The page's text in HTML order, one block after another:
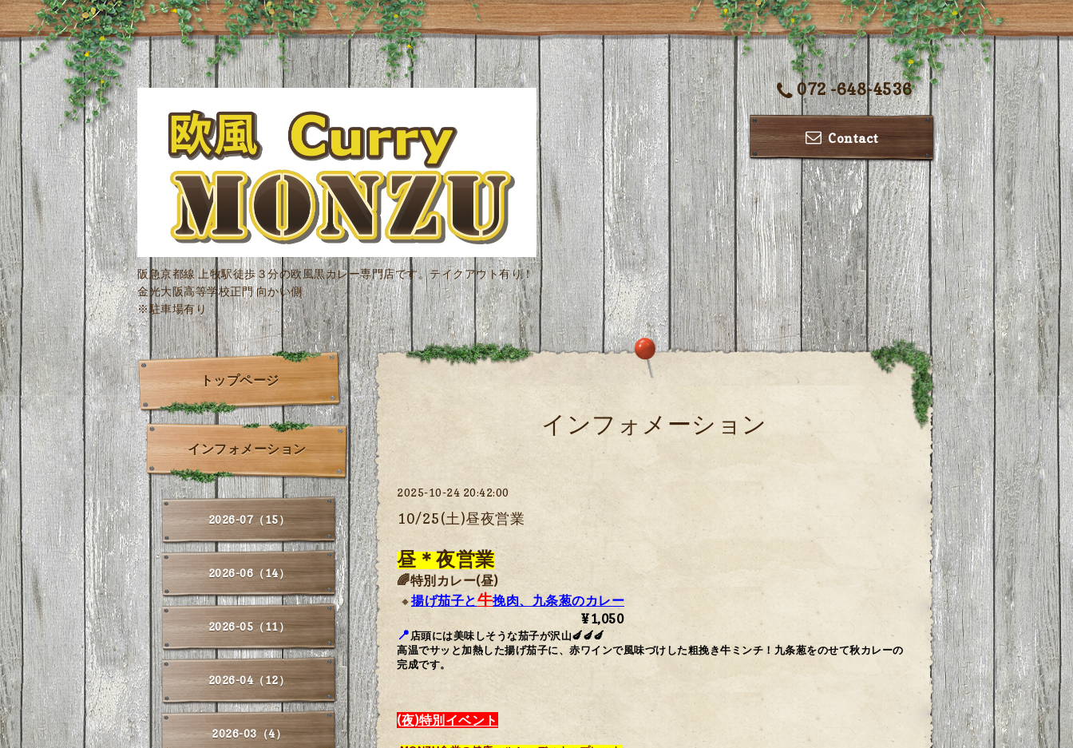
072 -648-4536
Contact
阪急京都線 上牧駅徒歩３分の欧風黒カレー専門店です。テイクアウト有り！
金光大阪高等学校正門 向かい側
※駐車場有り
インフォメーション
2025-10-24 20:42:00
10/25(土)昼夜営業
昼＊夜営業
🌈特別カレー(昼)
🔸揚げ茄子と牛挽肉、九条葱のカレー
¥1,050
📍店頭には美味しそうな茄子が沢山🍆🍆🍆
高温でサッと加熱した揚げ茄子に、赤ワインで風味づけした粗挽き牛ミンチ！九条葱をのせて秋カレーの
完成です。
(夜)特別イベント
トップページ
インフォメーション
2026-07（15）
2026-06（14）
2026-05（11）
2026-04（12）
2026-03（4）